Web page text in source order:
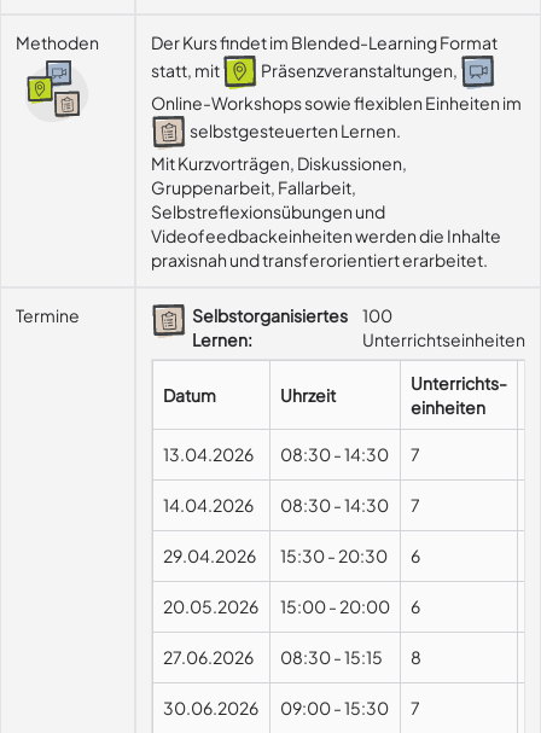
Methoden
Der Kurs findet im Blended-Learning Format
statt, mit
Präsenzveranstaltungen,
Online-Workshops sowie flexiblen Einheiten im
selbstgesteuerten Lernen.
Mit Kurzvorträgen, Diskussionen,
Gruppenarbeit, Fallarbeit,
Selbstreflexionsübungen und
Videofeedbackeinheiten werden die Inhalte
praxisnah und transferorientiert erarbeitet.
Termine
Selbstorganisiertes
Lernen:
100
Unterrichtseinheiten
Datum Uhrzeit
Unterrichts-
einheiten
13.04.2026 08:30-14:30 7
14.04.2026 08:30-14:30 7
29.04.2026 15:30- 20:30 6
20.05.2026 15:00- 20:00 6
27.06.2026 08:30-15:15 8
30.06.2026 09:00-15:30 7